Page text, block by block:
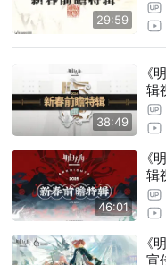
29:59
38:49
《
辑
46:01
《
辑
《
宣